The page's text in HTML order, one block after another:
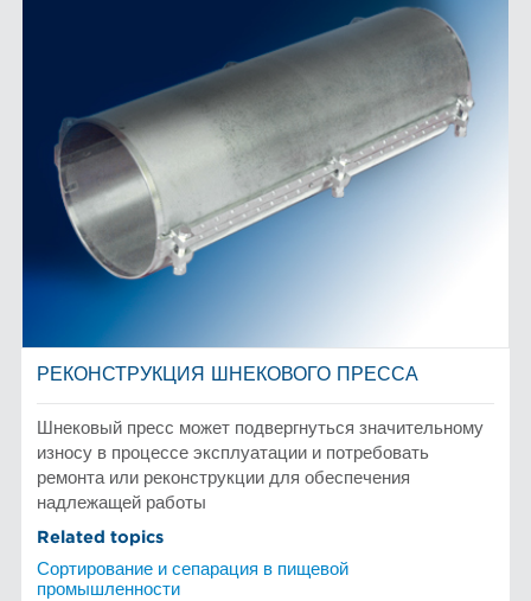
РЕКОНСТРУКЦИЯ ШНЕКОВОГО ПРЕССА
Шнековый пресс может подвергнуться значительному
износу в процессе эксплуатации и потребовать
ремонта или реконструкции для обеспечения
надлежащей работы
Related topics
Сортирование и сепарация в пищевой
промышленности